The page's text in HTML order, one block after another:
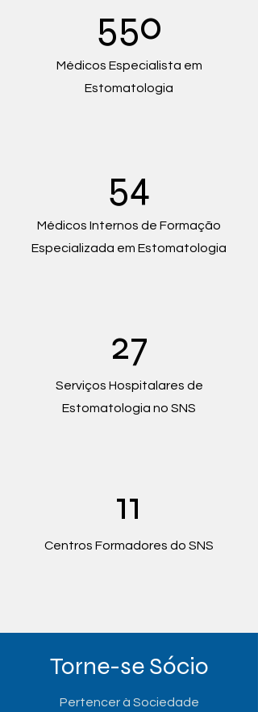
550
Médicos Especialista em
Estomatologia
54
Médicos Internos de Formação
Especializada em Estomatologia
27
Serviços Hospitalares de
Estomatologia no SNS
11
Centros Formadores do SNS
Torne-se Sócio
Pertencer à Sociedade